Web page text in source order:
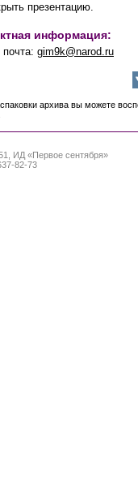
презентацию.
информация:
gim9k@narod.ru
архива вы можете
ИД «Первое сентября»
82-73